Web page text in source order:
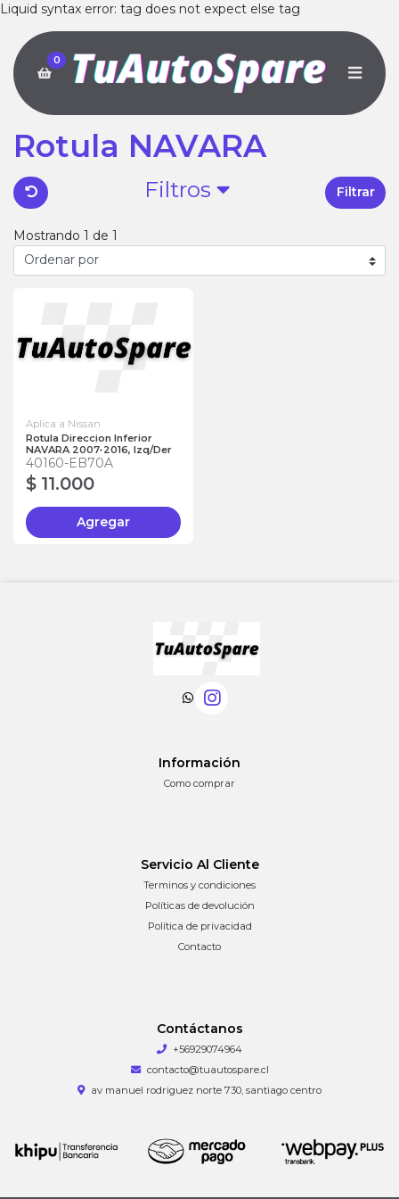
Liquid syntax error: tag does not expect else tag
0
Rotula NAVARA
Filtros Filtrar
Mostrando 1 de 1
Aplica a Nissan
Rotula Direccion Inferior
NAVARA 2007-2016, Izq/Der
40160-EB70A
$ 11.000
Agregar
Información
Como comprar
Servicio Al Cliente
Terminos y condiciones
Políticas de devolución
Política de privacidad
Contacto
Contáctanos
+56929074964
contacto@tuautospare.cl
av manuel rodriguez norte 730, santiago centro